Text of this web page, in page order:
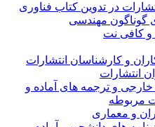
در تدوین کتاب فناوری
گوناگون مهندسی
و کافی نت
و کارشناسان انتشارات
انتشارات
و ترجمه های آماده و
مربوطه
و معماری